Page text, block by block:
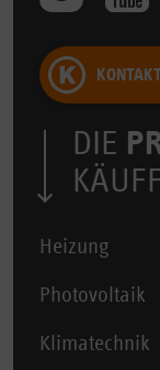
DIE
Heizung
Photovoltaik
Klimatechnik